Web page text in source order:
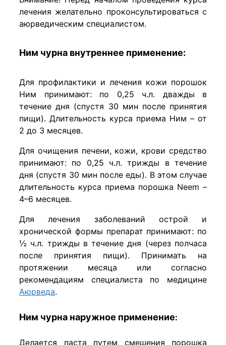
лечения желательно проконсультироваться с
аюрведическим специалистом.
Ним чурна внутреннее применение:
Для профилактики и лечения кожи порошок
Ним принимают: по 0,25 ч.л. дважды в
течение дня (спустя 30 мин после принятия
пищи). Длительность курса приема Ним – от
2 до 3 месяцев.
Для очищения печени, кожи, крови средство
принимают: по 0,25 ч.л. трижды в течение
дня (спустя 30 мин после еды). В этом случае
длительность курса приема порошка Neem –
4–6 месяцев.
Для лечения заболеваний острой и
хронической формы препарат принимают: по
½ ч.л. трижды в течение дня (через полчаса
после принятия пищи). Принимать на
протяжении месяца или согласно
рекомендациям специалиста по медицине
Аюрведа.
Ним чурна наружное применение:
Делается паста путем смешения порошка